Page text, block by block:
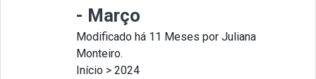
- Março
Modificado há 11 Meses por Juliana
Monteiro.
Início > 2024